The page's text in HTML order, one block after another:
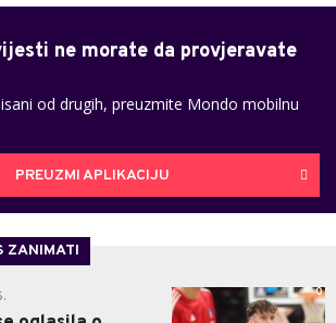
ne morate da provjeravate
od drugih, preuzmite Mondo mobilnu
PREUZMI APLIKACIJU
ZANIMATI
0